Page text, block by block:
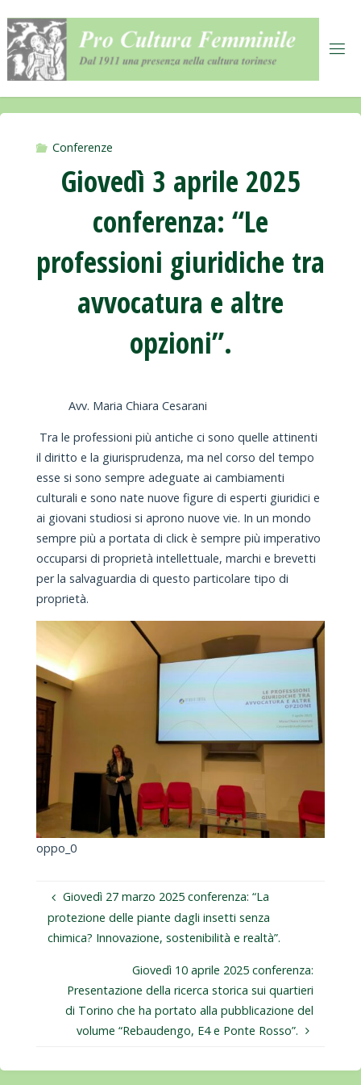
al
contenuto
Conferenze
Giovedì 3 aprile 2025
conferenza: “Le
professioni giuridiche tra
avvocatura e altre
opzioni”.
Avv. Maria Chiara Cesarani
Tra le professioni più antiche ci sono quelle attinenti
il diritto e la giurisprudenza, ma nel corso del tempo
esse si sono sempre adeguate ai cambiamenti
culturali e sono nate nuove figure di esperti giuridici e
ai giovani studiosi si aprono nuove vie. In un mondo
sempre più a portata di click è sempre più imperativo
occuparsi di proprietà intellettuale, marchi e brevetti
per la salvaguardia di questo particolare tipo di
proprietà.
oppo_0
Giovedì 27 marzo 2025 conferenza: “La
protezione delle piante dagli insetti senza
chimica? Innovazione, sostenibilità e realtà”.
Giovedì 10 aprile 2025 conferenza:
Presentazione della ricerca storica sui quartieri
di Torino che ha portato alla pubblicazione del
volume “Rebaudengo, E4 e Ponte Rosso”.